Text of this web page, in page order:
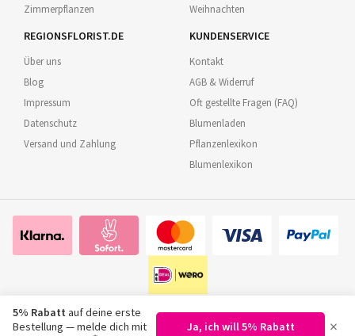
Zimmerpflanzen
Weihnachten
REGIONSFLORIST.DE
Über uns
Blog
Impressum
Datenschutz
Versand und Zahlung
KUNDENSERVICE
Kontakt
AGB & Widerruf
Oft gestellte Fragen (FAQ)
Blumenladen
Pflanzenlexikon
Blumenlexikon
5% Rabatt auf deine erste
Bestellung — melde dich mit
Ja, ich will 5% Rabatt ×